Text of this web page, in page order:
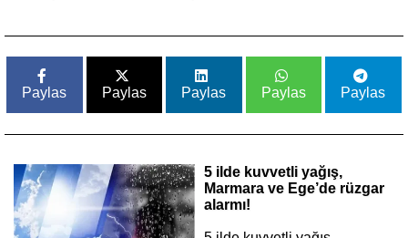
Paylas Paylas Paylas Paylas Paylas
5 ilde kuvvetli yağış,
Marmara ve Ege’de rüzgar
alarmı!